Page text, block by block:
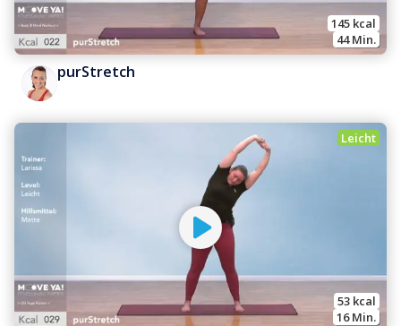
145 kcal
44 Min.
purStretch
Leicht
53 kcal
16 Min.